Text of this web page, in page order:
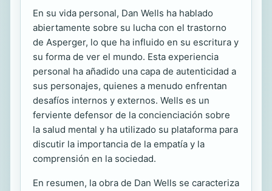
En su vida personal, Dan Wells ha hablado
abiertamente sobre su lucha con el trastorno
de Asperger, lo que ha influido en su escritura y
su forma de ver el mundo. Esta experiencia
personal ha añadido una capa de autenticidad a
sus personajes, quienes a menudo enfrentan
desafíos internos y externos. Wells es un
ferviente defensor de la concienciación sobre
la salud mental y ha utilizado su plataforma para
discutir la importancia de la empatía y la
comprensión en la sociedad.
En resumen, la obra de Dan Wells se caracteriza